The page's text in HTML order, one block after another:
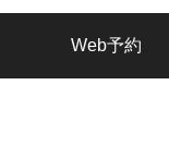
Web予約